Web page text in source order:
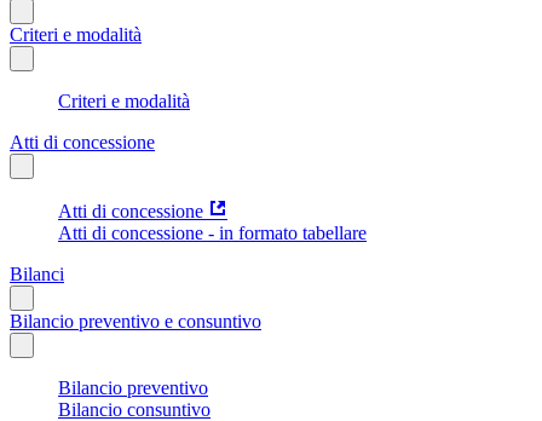
Criteri e modalità
Criteri e modalità
Atti di concessione
Atti di concessione
Atti di concessione - in formato tabellare
Bilanci
Bilancio preventivo e consuntivo
Bilancio preventivo
Bilancio consuntivo